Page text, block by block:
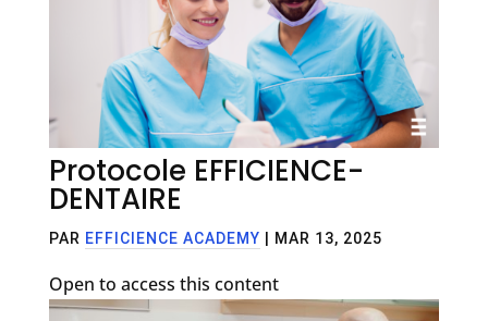
Protocole EFFICIENCE-
DENTAIRE
PAR EFFICIENCE ACADEMY MAR 13, 2025
Open to access this content